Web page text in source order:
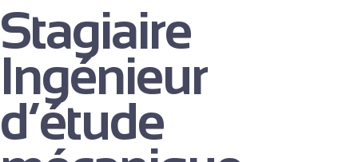
Stagiaire
Ingénieur
d’étude